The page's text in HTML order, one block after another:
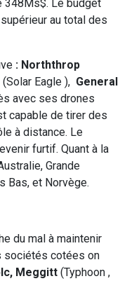
348Ms$. Le budget
au total des
: Norththrop
(Solar Eagle ), General
avec ses drones
capable de tirer des
à distance. Le
furtif. Quant à la
Grande
Bas, et Norvège.
du mal à maintenir
sociétés cotées on
Meggitt (Typhoon ,